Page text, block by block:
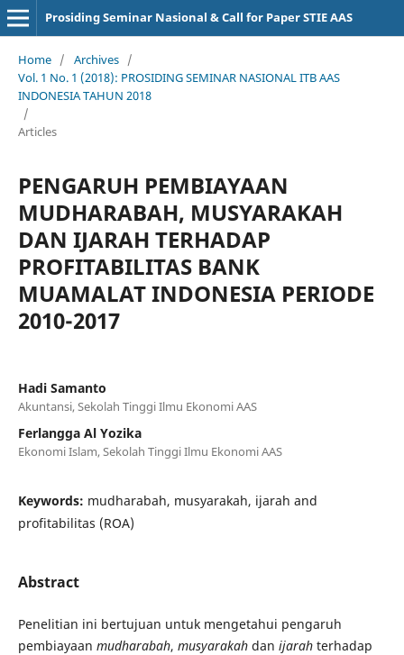
Prosiding Seminar Nasional & Call for Paper STIE AAS
Home / Archives /
Vol. 1 No. 1 (2018): PROSIDING SEMINAR NASIONAL ITB AAS
INDONESIA TAHUN 2018
/
Articles
PENGARUH PEMBIAYAAN
MUDHARABAH, MUSYARAKAH
DAN IJARAH TERHADAP
PROFITABILITAS BANK
MUAMALAT INDONESIA PERIODE
2010-2017
Hadi Samanto
Akuntansi, Sekolah Tinggi Ilmu Ekonomi AAS
Ferlangga Al Yozika
Ekonomi Islam, Sekolah Tinggi Ilmu Ekonomi AAS
Keywords: mudharabah, musyarakah, ijarah and
profitabilitas (ROA)
Abstract
Penelitian ini bertujuan untuk mengetahui pengaruh
pembiayaan mudharabah, musyarakahdan ijarahterhadap